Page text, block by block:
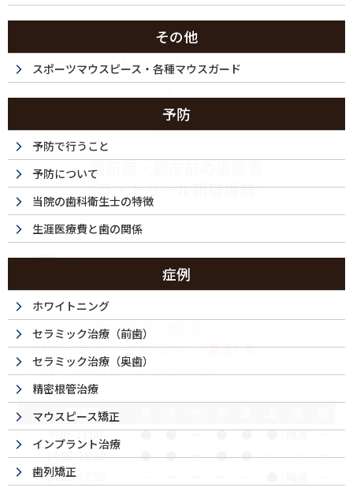
La Tour
Dental Office
西新宿・都庁前の歯医者
『ラ・トゥール新宿歯科』
〒160-0023 東京都新宿区西新宿6-15-1 セントラルパー
クタワー ラ･トゥール新宿104※裏通り側
ご予約・お問合せ：03-5989-0064
診療時間
9:30-13:00
● ● ー ● ● ● 隔週 ー
14:00-18:30
● ● ー ● ● ー ー
ー
14:00-17:30
その他
スポーツマウスピース・各種マウスガード
予防
予防で行うこと
予防について
当院の歯科衛生士の特徴
生涯医療費と歯の関係
症例
ホワイトニング
セラミック治療（前歯）
セラミック治療（奥歯）
精密根管治療
マウスピース矯正
インプラント治療
歯列矯正